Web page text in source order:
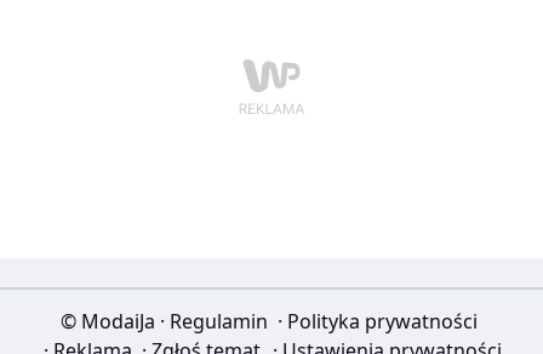
© ModaiJa · Regulamin · Polityka prywatności